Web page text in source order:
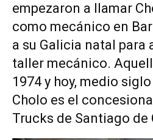
empezaron a llamar
como mecánico en
a su Galicia natal para
taller mecánico.
1974 y hoy, medio
Cholo es el
Trucks de Santiago de